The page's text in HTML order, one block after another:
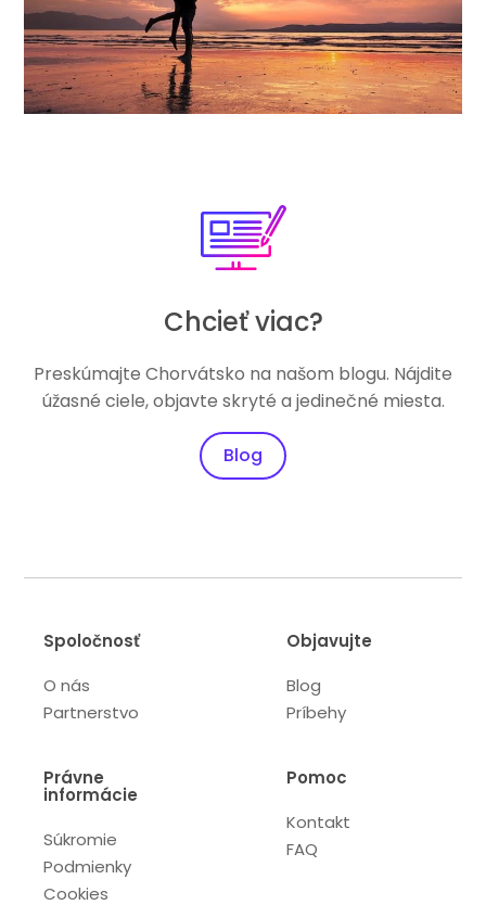
Chcieť viac?
Preskúmajte Chorvátsko na našom blogu. Nájdite
úžasné ciele, objavte skryté a jedinečné miesta.
Blog
Spoločnosť
O nás
Partnerstvo
Objavujte
Blog
Príbehy
Právne
informácie
Súkromie
Podmienky
Cookies
Pomoc
Kontakt
FAQ